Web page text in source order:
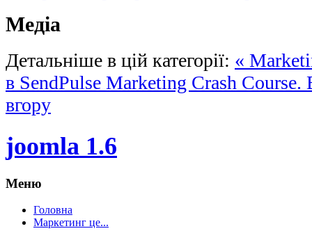
Медіа
Детальніше в цій категорії: «
в SendPulse Marketing Crash Course.
вгору
joomla 1.6
Меню
Головна
Маркетинг це...